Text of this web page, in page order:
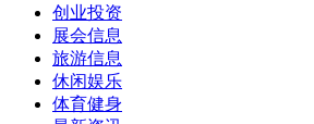
创业投资
展会信息
旅游信息
休闲娱乐
体育健身